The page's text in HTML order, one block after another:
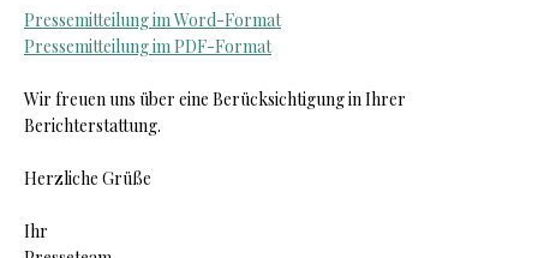
Pressemitteilung im Word-Format
Pressemitteilung im PDF-Format
Wir freuen uns über eine Berücksichtigung in Ihrer
Berichterstattung.
Herzliche Grüße
Ihr